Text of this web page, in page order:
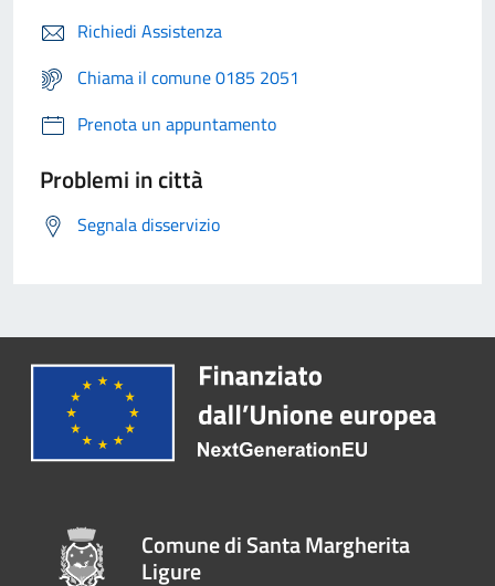
Richiedi Assistenza
Chiama il comune 0185 2051
Prenota un appuntamento
Problemi in città
Segnala disservizio
Comune di Santa Margherita
Ligure